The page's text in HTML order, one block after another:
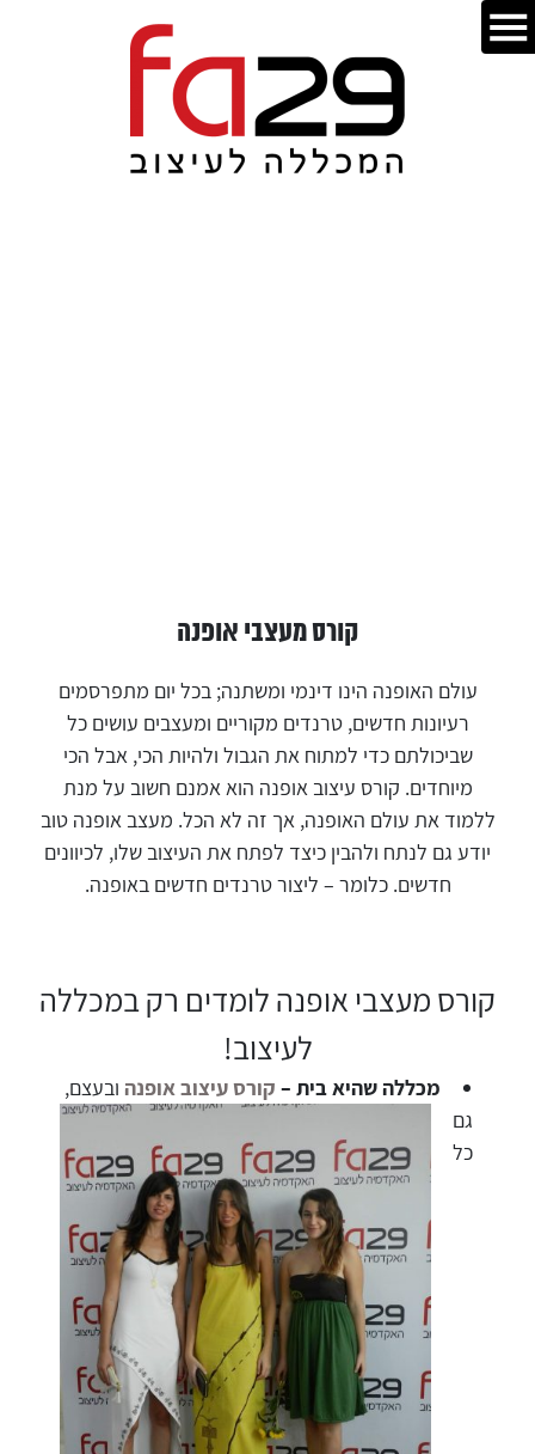
קורס מעצבי אופנה
עולם האופנה הינו דינמי ומשתנה; בכל יום מתפרסמים
רעיונות חדשים, טרנדים מקוריים ומעצבים עושים כל
שביכולתם כדי למתוח את הגבול ולהיות הכי, אבל הכי
מיוחדים. קורס עיצוב אופנה הוא אמנם חשוב על מנת
ללמוד את עולם האופנה, אך זה לא הכל. מעצב אופנה טוב
יודע גם לנתח ולהבין כיצד לפתח את העיצוב שלו, לכיוונים
חדשים. כלומר – ליצור טרנדים חדשים באופנה.
קורס מעצבי אופנה לומדים רק במכללה
לעיצוב!
מכללה שהיא בית – קורס עיצוב אופנה ובעצם,
גם
כל